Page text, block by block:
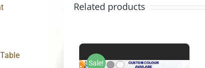
Related products
Sale!